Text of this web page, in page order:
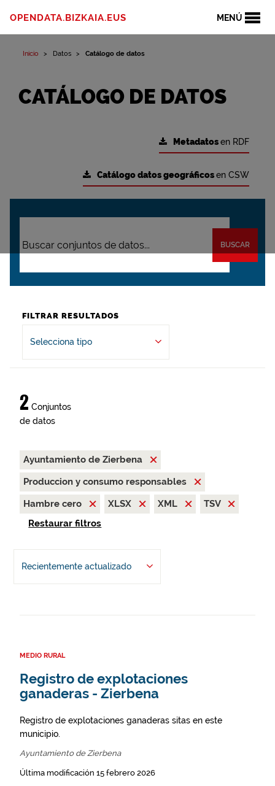
MENÚ
OPENDATA.BIZKAIA.EUS
Inicio Datos Catálogo de datos
CATÁLOGO DE DATOS
Metadatosen RDF
Catálogo datos geográficosen CSW
BUSCAR
FILTRAR RESULTADOS
Selecciona tipo
2 Conjuntos
de datos
Ayuntamiento de Zierbena
Produccion y consumo responsables
Hambre cero
XLSX XML
TSV
Restaurar filtros
Recientemente actualizado
MEDIO RURAL
Registro de explotaciones
ganaderas - Zierbena
Registro de explotaciones ganaderas sitas en este
municipio.
Ayuntamiento de Zierbena
Última modificación 15 febrero 2026